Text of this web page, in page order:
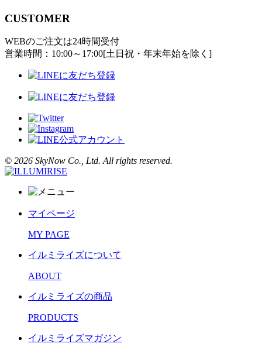
CUSTOMER
WEBのご注文は24時間受付
営業時間：10:00～17:00[土日祝・年末年始を除く]
©︎ 2026 SkyNow Co., Ltd. All rights reserved.
マイページ
MY PAGE
イルミライズについて
ABOUT
イルミライズの商品
PRODUCTS
イルミライズマガジン